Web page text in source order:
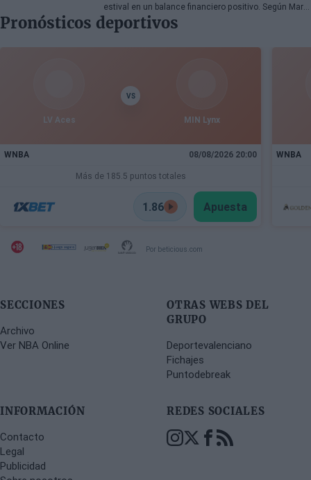
estival en un balance financiero positivo. Según Marc
Mundet, la sección azulgrana ingresó cerca de tres
millones de euros procedentes de salidas de
jugadores, a pesar de un proceso de transferencias
Pronósticos deportivos
LV Aces
VS
MIN Lynx
WNBA 08/08/2026 20:00
Más de 185.5 puntos totales
1.86 Apuesta
WNBA
Por beticious.com
SECCIONES
Archivo
Ver NBA Online
OTRAS WEBS DEL
GRUPO
Deportevalenciano
Fichajes
Puntodebreak
INFORMACIÓN
Contacto
Legal
Publicidad
REDES SOCIALES